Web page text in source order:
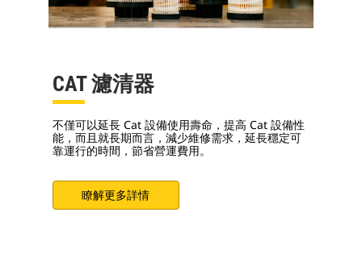
CAT 濾清器
不僅可以延長 Cat 設備使用壽命，提高 Cat 設備性
能，而且就長期而言，減少維修需求，延長穩定可
靠運行的時間，節省營運費用。
瞭解更多詳情